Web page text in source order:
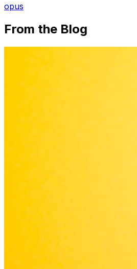
opus
From the Blog